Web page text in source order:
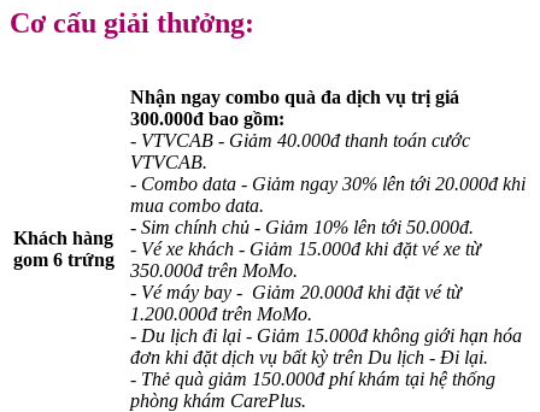
Cơ cấu giải thưởng:
Khách hàng
gom 6 trứng
Nhận ngay combo quà đa dịch vụ trị giá
300.000đ bao gồm:
- VTVCAB - Giảm 40.000đ thanh toán cước
VTVCAB.
- Combo data - Giảm ngay 30% lên tới 20.000đ khi
mua combo data.
- Sim chính chủ - Giảm 10% lên tới 50.000đ.
- Vé xe khách - Giảm 15.000đ khi đặt vé xe từ
350.000đ trên MoMo.
- Vé máy bay - Giảm 20.000đ khi đặt vé từ
1.200.000đ trên MoMo.
- Du lịch đi lại - Giảm 15.000đ không giới hạn hóa
đơn khi đặt dịch vụ bất kỳ trên Du lịch - Đi lại.
- Thẻ quà giảm 150.000đ phí khám tại hệ thống
phòng khám CarePlus.